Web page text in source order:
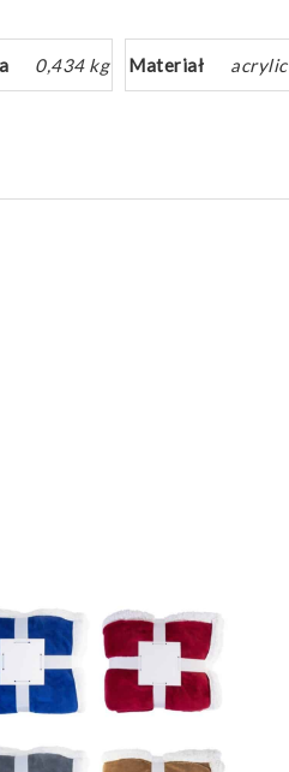
0,434 kg Materiał acrylic